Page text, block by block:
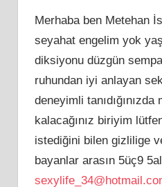
Merhaba ben Metehan
seyahat engelim yok
diksiyonu düzgün
ruhundan iyi anlayan
deneyimli
kalacağınız biriyim
istediğini bilen gizlilige
bayanlar arasın 5üç9